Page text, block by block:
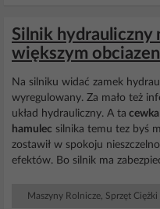
Silnik hydrauliczny
większym
Na silniku widać zamek
wyregulowany. Za mało też
układ hydrauliczny. A ta cewka
hamulec silnika temu tez byś
zostawił w spokoju
efektów. Bo silnik ma
Maszyny Rolnicze, Sprzęt Ciężki